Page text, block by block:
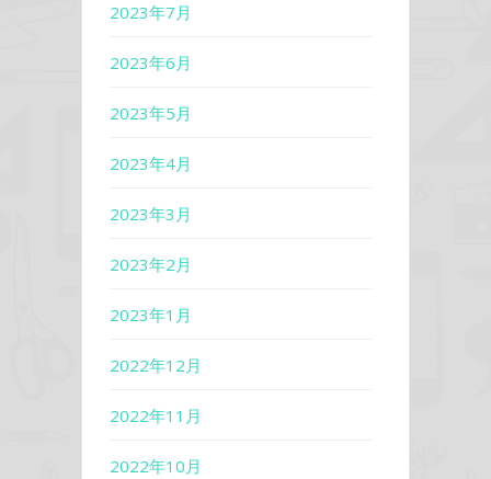
2023年7月
2023年6月
2023年5月
2023年4月
2023年3月
2023年2月
2023年1月
2022年12月
2022年11月
2022年10月